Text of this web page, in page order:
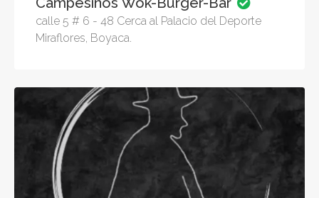
calle 5 # 6 - 48 Cerca al Palacio del Deporte
Miraflores, Boyaca.